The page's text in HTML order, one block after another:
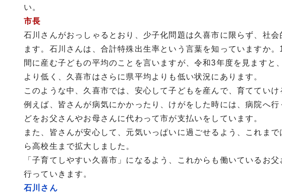
い。
市長
石川さんがおっしゃるとおり、少子化問題は久喜市に限らず、社会
ます。石川さんは、合計特殊出生率という言葉を知っていますか
間に産む子どもの平均のことを言いますが、令和3年度を見ますと
より低く、久喜市はさらに県平均よりも低い状況にあります。
このような中、久喜市では、安心して子どもを産んで、育ててい
例えば、皆さんが病気にかかったり、けがをした時には、病院へ
どをお父さんやお母さんに代わって市が支払いをしています。
また、皆さんが安心して、元気いっぱいに過ごせるよう、これま
ら高校生まで拡大しました。
「子育てしやすい久喜市」になるよう、これからも働いているお
行っていきます。
石川さん